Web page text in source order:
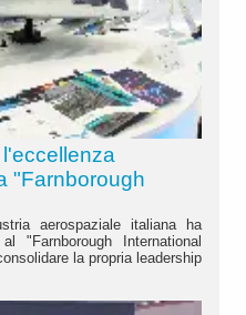
"Farnborough
aerospaziale italiana ha
"Farnborough International
la propria leadership